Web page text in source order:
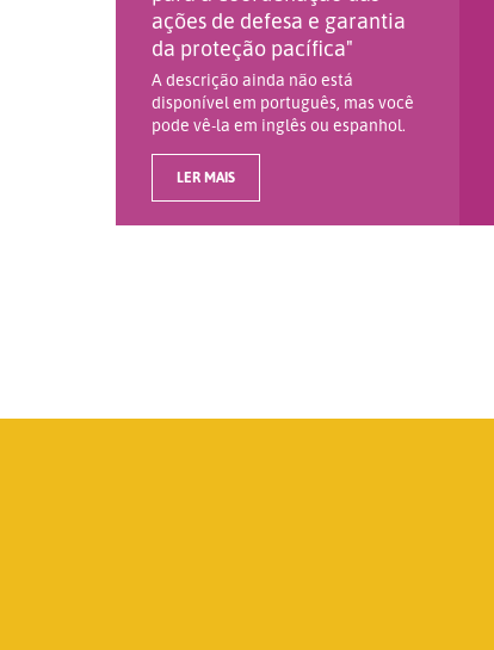
ações de defesa e garantia
da proteção pacífica"
A descrição ainda não está
disponível em português, mas você
pode vê-la em inglês ou espanhol.
LER MAIS